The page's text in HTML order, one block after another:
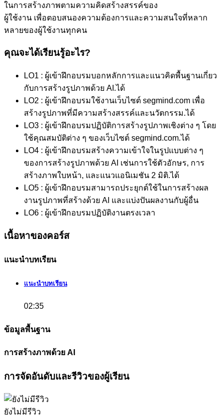
ในการสร้างภาพตามความคิดสร้างสรรค์ของ
ผู้ใช้งาน เพื่อตอบสนองความต้องการและความสนใจที่หลาก
หลายของผู้ใช้งานทุกคน
คุณจะได้เรียนรู้อะไร?
LO1 : ผู้เข้าฝึกอบรมบอกหลักการและแนวคิดพื้นฐานเกี่ยว
กับการสร้างรูปภาพด้วย AI.ได้
LO2 : ผู้เข้าฝึกอบรมใช้งานเว็บไซต์ segmind.com เพื่อ
สร้างรูปภาพที่มีความสร้างสรรค์และนวัตกรรม.ได้
LO3 : ผู้เข้าฝึกอบรมปฏิบัติการสร้างรูปภาพเชิงต่าง ๆ โดย
ใช้คุณสมบัติต่าง ๆ ของเว็บไซต์ segmind.com.ได้
LO4 : ผู้เข้าฝึกอบรมสร้างความเข้าใจในรูปแบบต่าง ๆ
ของการสร้างรูปภาพด้วย AI เช่นการใช้ตัวอักษร, การ
สร้างภาพใบหน้า, และแนวแอนิเมชัน 2 มิติ.ได้
LO5 : ผู้เข้าฝึกอบรมสามารถประยุกต์ใช้ในการสร้างผล
งานรูปภาพที่สร้างด้วย AI และแบ่งปันผลงานกับผู้อื่น
LO6 : ผู้เข้าฝึกอบรมปฏิบัติงานตรงเวลา
เนื้อหาของคอร์ส
แนะนำบทเรียน
แนะนำบทเรียน
02:35
ข้อมูลพื้นฐาน
การสร้างภาพด้วย AI
การจัดอันดับและรีวิวของผู้เรียน
ยังไม่มีรีวิว